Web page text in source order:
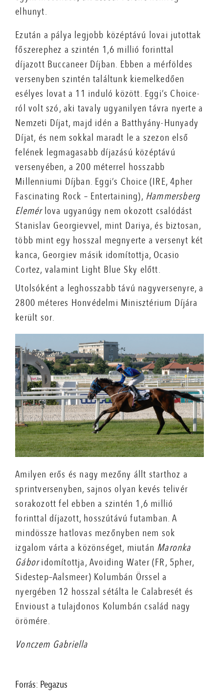
elhunyt.
Ezután a pálya legjobb középtávú lovai jutottak
főszerephez a szintén 1,6 millió forinttal
díjazott Buccaneer Díjban. Ebben a mérföldes
versenyben szintén találtunk kiemelkedően
esélyes lovat a 11 induló között. Eggi’s Choice-
ról volt szó, aki tavaly ugyanilyen távra nyerte a
Nemzeti Díjat, majd idén a Batthyány-Hunyady
Díjat, és nem sokkal maradt le a szezon első
felének legmagasabb díjazású középtávú
versenyében, a 200 méterrel hosszabb
Millenniumi Díjban. Eggi’s Choice (IRE, 4pher
Fascinating Rock – Entertaining), Hammersberg
Elemérlova ugyanúgy nem okozott csalódást
Stanislav Georgievvel, mint Dariya, és biztosan,
több mint egy hosszal megnyerte a versenyt két
kanca, Georgiev másik idomítottja, Ocasio
Cortez, valamint Light Blue Sky előtt.
Utolsóként a leghosszabb távú nagyversenyre, a
2800 méteres Honvédelmi Minisztérium Díjára
került sor.
Amilyen erős és nagy mezőny állt starthoz a
sprintversenyben, sajnos olyan kevés telivér
sorakozott fel ebben a szintén 1,6 millió
forinttal díjazott, hosszútávú futamban. A
mindössze hatlovas mezőnyben nem sok
izgalom várta a közönséget, miután Maronka
Gáboridomítottja, Avoiding Water (FR, 5pher,
Sidestep–Aalsmeer) Kolumbán Örssel a
nyergében 12 hosszal sétálta le Calabresét és
Envioust a tulajdonos Kolumbán család nagy
örömére.
Vonczem Gabriella
Forrás: Pegazus